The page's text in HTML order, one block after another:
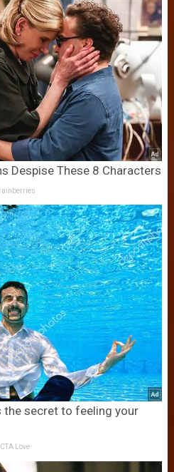
Despise These 8 Characters
the secret to feeling your
CTA Love